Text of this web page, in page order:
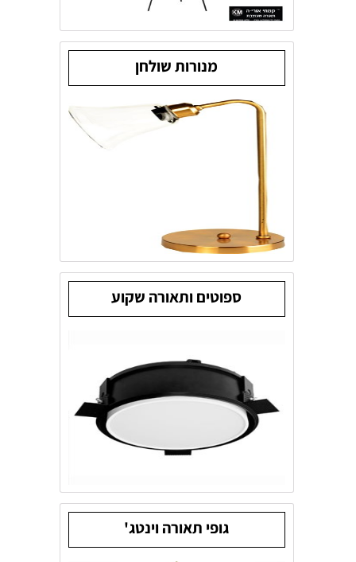
מנורות שולחן
ספוטים ותאורה שקוע
גופי תאורה וינטג'